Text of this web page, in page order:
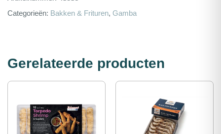
Categorieën: Bakken & Frituren, Gamba
Gerelateerde producten